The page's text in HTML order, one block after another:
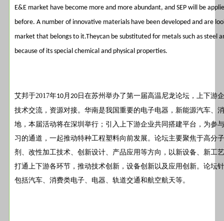
E&E market have become more and more abundant, and SEP will be
before. A number of innovative materials have been developed and are
market that belongs to it.Theycan be substituted for metals such as steel
because of its special chemical and physical properties.
艾邦于2017年10月 20 日在苏州举办了第一届高温尼龙论坛，上下游
技术交流，资源对接。华南是我国重要的电子电器，新能源汽车、
地，本届活动将在深圳举行； 引入上下游企业共同搭建平台，为参
习的通道，一起推动特种工程塑料向前发展。论坛主要聚焦于高分
剂、改性加工技术、创新设计、产品应用等方向，以新设备、新工
打通上下游各环节，推动技术创新，设备创新以及应用创新。论坛
包括汽车、消费类电子、电器、轨道交通和航空航天等。